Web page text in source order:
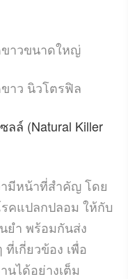
ขาวขนาดใหญ่
าว นิวโตรฟิล
ลล์ (Natural Killer
มีหน้าที่สำคัญ โดย
คแปลกปลอม ให้กับ
ยำ พร้อมกันส่ง
เกี่ยวข้อง เพื่อ
ได้อย่างเต็ม